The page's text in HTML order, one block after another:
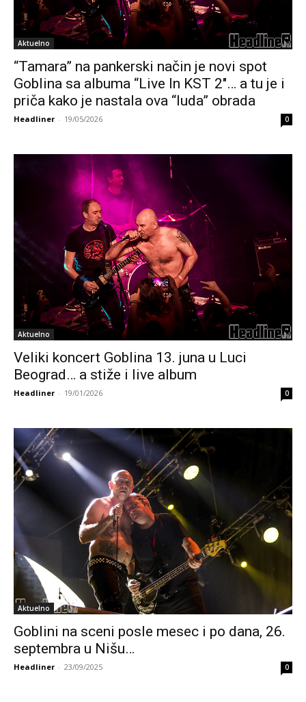
Aktuelno
“Tamara” na pankerski način je novi spot
Goblina sa albuma “Live In KST 2″… a tu je i
priča kako je nastala ova “luda” obrada
Headliner - 19/05/2026 0
Aktuelno
Veliki koncert Goblina 13. juna u Luci
Beograd… a stiže i live album
Headliner - 19/01/2026 0
Aktuelno
Goblini na sceni posle mesec i po dana, 26.
septembra u Nišu…
Headliner - 23/09/2025 0